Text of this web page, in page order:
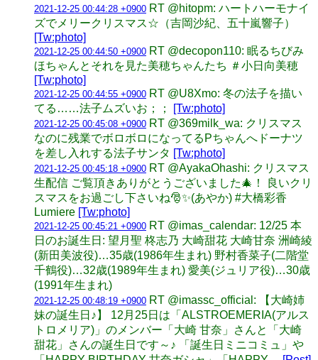
2021-12-25 00:44:28 +0900 RT @hitopm: ハートハーモナイ
ズでメリークリスマス☆（吉岡沙紀、五十嵐響子）
[Tw:photo]
2021-12-25 00:44:50 +0900 RT @decopon110: 眠るちびみ
ほちゃんとそれを見た美穂ちゃんたち ＃小日向美穂
[Tw:photo]
2021-12-25 00:44:55 +0900 RT @U8Xmo: 冬の法子を描い
てる……法子ムズいお；；
[Tw:photo]
2021-12-25 00:45:08 +0900 RT @369milk_wa: クリスマス
なのに残業でボロボロになってるPちゃんへドーナツ
を差し入れする法子サンタ [Tw:photo]
2021-12-25 00:45:18 +0900 RT @AyakaOhashi: クリスマス
生配信 ご覧頂きありがとうございました🎄！ 良いクリ
スマスをお過ごし下さいね🎅✨(あやか) #大橋彩香
Lumiere [Tw:photo]
2021-12-25 00:45:21 +0900 RT @imas_calendar: 12/25 本
日のお誕生日: 望月聖 柊志乃 大崎甜花 大崎甘奈 洲崎綾
(新田美波役)…35歳(1986年生まれ) 野村香菜子(二階堂
千鶴役)…32歳(1989年生まれ) 愛美(ジュリア役)…30歳
(1991年生まれ)
2021-12-25 00:48:19 +0900 RT @imassc_official: 【大崎姉
妹の誕生日♪】 12月25日は「ALSTROEMERIA(アルス
トロメリア)」のメンバー「大崎 甘奈」さんと「大崎
甜花」さんの誕生日です～♪ 「誕生日ミニコミュ」や